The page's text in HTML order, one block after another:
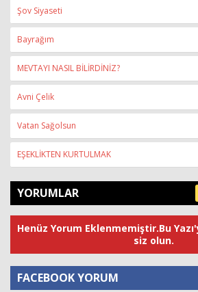
Şov Siyaseti
Bayrağım
MEVTAYI NASIL BİLİRDİNİZ?
Avni Çelik
Vatan Sağolsun
EŞEKLİKTEN KURTULMAK
YORUMLAR
Henüz Yorum Eklenmemiştir.Bu
siz olun.
FACEBOOK YORUM